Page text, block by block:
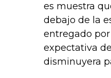
es muestra
debajo de la
entregado por
expectativa
disminuyera